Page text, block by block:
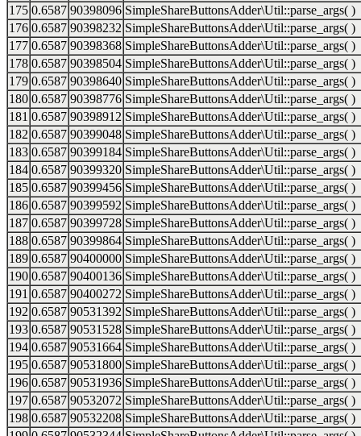
175 0.6587 90398096 SimpleShareButtonsAdder\Util::parse_args( )
176 0.6587 90398232 SimpleShareButtonsAdder\Util::parse_args( )
177 0.6587 90398368 SimpleShareButtonsAdder\Util::parse_args( )
178 0.6587 90398504 SimpleShareButtonsAdder\Util::parse_args( )
179 0.6587 90398640 SimpleShareButtonsAdder\Util::parse_args( )
180 0.6587 90398776 SimpleShareButtonsAdder\Util::parse_args( )
181 0.6587 90398912 SimpleShareButtonsAdder\Util::parse_args( )
182 0.6587 90399048 SimpleShareButtonsAdder\Util::parse_args( )
183 0.6587 90399184 SimpleShareButtonsAdder\Util::parse_args( )
184 0.6587 90399320 SimpleShareButtonsAdder\Util::parse_args( )
185 0.6587 90399456 SimpleShareButtonsAdder\Util::parse_args( )
186 0.6587 90399592 SimpleShareButtonsAdder\Util::parse_args( )
187 0.6587 90399728 SimpleShareButtonsAdder\Util::parse_args( )
188 0.6587 90399864 SimpleShareButtonsAdder\Util::parse_args( )
189 0.6587 90400000 SimpleShareButtonsAdder\Util::parse_args( )
190 0.6587 90400136 SimpleShareButtonsAdder\Util::parse_args( )
191 0.6587 90400272 SimpleShareButtonsAdder\Util::parse_args( )
192 0.6587 90531392 SimpleShareButtonsAdder\Util::parse_args( )
193 0.6587 90531528 SimpleShareButtonsAdder\Util::parse_args( )
194 0.6587 90531664 SimpleShareButtonsAdder\Util::parse_args( )
195 0.6587 90531800 SimpleShareButtonsAdder\Util::parse_args( )
196 0.6587 90531936 SimpleShareButtonsAdder\Util::parse_args( )
197 0.6587 90532072 SimpleShareButtonsAdder\Util::parse_args( )
198 0.6587 90532208 SimpleShareButtonsAdder\Util::parse_args( )